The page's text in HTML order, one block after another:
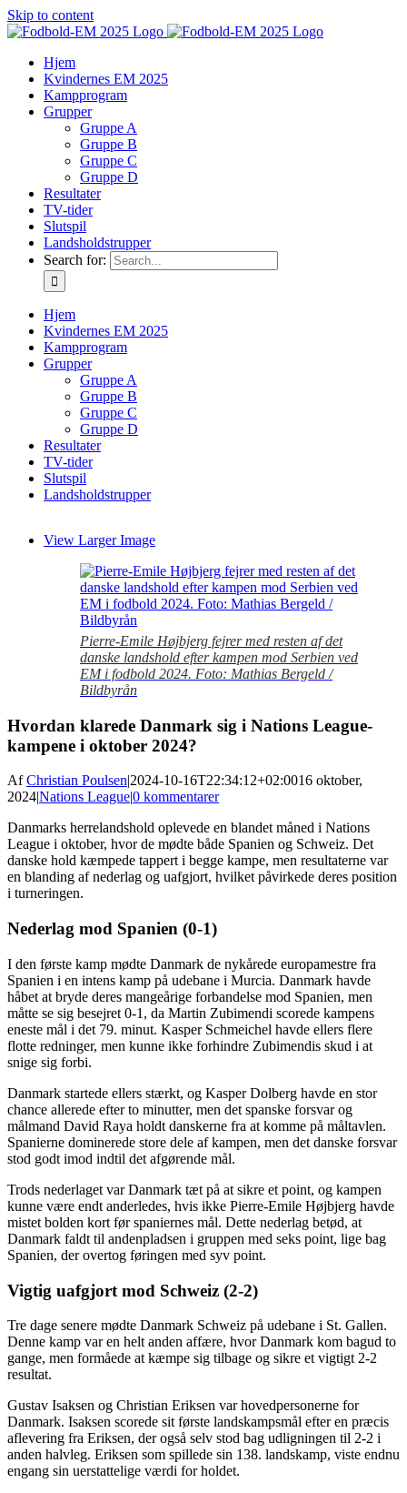
Skip to content
Hjem
Kvindernes EM 2025
Kampprogram
Grupper
Gruppe A
Gruppe B
Gruppe C
Gruppe D
Resultater
TV-tider
Slutspil
Landsholdstrupper
Search for:
Hjem
Kvindernes EM 2025
Kampprogram
Grupper
Gruppe A
Gruppe B
Gruppe C
Gruppe D
Resultater
TV-tider
Slutspil
Landsholdstrupper
View Larger Image
Pierre-Emile Højbjerg fejrer med resten af det
danske landshold efter kampen mod Serbien ved
EM i fodbold 2024. Foto: Mathias Bergeld /
Bildbyrån
Hvordan klarede Danmark sig i Nations League-
kampene i oktober 2024?
AfChristian Poulsen|2024-10-16T22:34:12+02:0016 oktober,
2024|Nations League|0 kommentarer
Danmarks herrelandshold oplevede en blandet måned i Nations
League i oktober, hvor de mødte både Spanien og Schweiz. Det
danske hold kæmpede tappert i begge kampe, men resultaterne var
en blanding af nederlag og uafgjort, hvilket påvirkede deres position
i turneringen.
Nederlag mod Spanien (0-1)
I den første kamp mødte Danmark de nykårede europamestre fra
Spanien i en intens kamp på udebane i Murcia. Danmark havde
håbet at bryde deres mangeårige forbandelse mod Spanien, men
måtte se sig besejret 0-1, da Martin Zubimendi scorede kampens
eneste mål i det 79. minut. Kasper Schmeichel havde ellers flere
flotte redninger, men kunne ikke forhindre Zubimendis skud i at
snige sig forbi.
Danmark startede ellers stærkt, og Kasper Dolberg havde en stor
chance allerede efter to minutter, men det spanske forsvar og
målmand David Raya holdt danskerne fra at komme på måltavlen.
Spanierne dominerede store dele af kampen, men det danske forsvar
stod godt imod indtil det afgørende mål.
Trods nederlaget var Danmark tæt på at sikre et point, og kampen
kunne være endt anderledes, hvis ikke Pierre-Emile Højbjerg havde
mistet bolden kort før spaniernes mål. Dette nederlag betød, at
Danmark faldt til andenpladsen i gruppen med seks point, lige bag
Spanien, der overtog føringen med syv point.
Vigtig uafgjort mod Schweiz (2-2)
Tre dage senere mødte Danmark Schweiz på udebane i St. Gallen.
Denne kamp var en helt anden affære, hvor Danmark kom bagud to
gange, men formåede at kæmpe sig tilbage og sikre et vigtigt 2-2
resultat.
Gustav Isaksen og Christian Eriksen var hovedpersonerne for
Danmark. Isaksen scorede sit første landskampsmål efter en præcis
aflevering fra Eriksen, der også selv stod bag udligningen til 2-2 i
anden halvleg. Eriksen som spillede sin 138. landskamp, viste endnu
engang sin uerstattelige værdi for holdet.